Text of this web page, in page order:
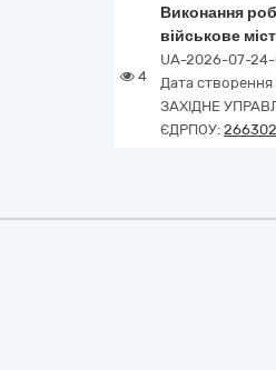
4
Виконання
військове
UA-2026-07-
Дата
ЗАХІДНЕ
ЄДРПОУ: